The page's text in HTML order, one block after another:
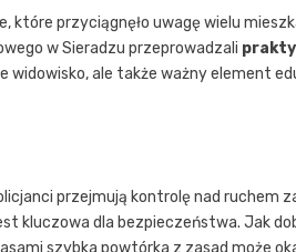
przyciągnęło uwagę wielu
w Sieradzu przeprowadzali
widowisko, ale także ważny element
przejmują kontrolę nad ruchem
kluczowa dla bezpieczeństwa. Jak